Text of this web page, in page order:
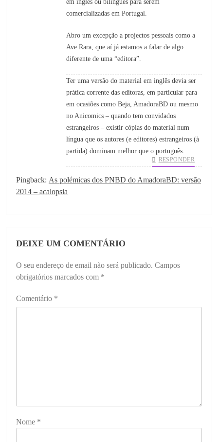
comercializadas em Portugal.
Abro um excepção a projectos pessoais como a
Ave Rara, que aí já estamos a falar de algo
diferente de uma “editora”.
Ter uma versão do material em inglês devia ser
prática corrente das editoras, em particular para
em ocasiões como Beja, AmadoraBD ou mesmo
no Anicomics – quando tem convidados
estrangeiros – existir cópias do material num
língua que os autores (e editores) estrangeiros (à
partida) dominam melhor que o português.
RESPONDER
Pingback: As polémicas dos PNBD do AmadoraBD: versão
2014 – acalopsia
DEIXE UM COMENTÁRIO
O seu endereço de email não será publicado. Campos
obrigatórios marcados com *
Comentário *
Nome *